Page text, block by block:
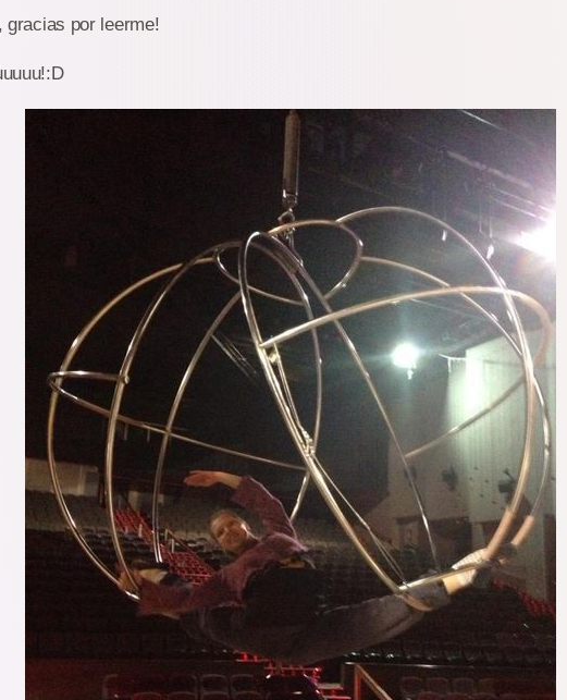
gracias por leerme!